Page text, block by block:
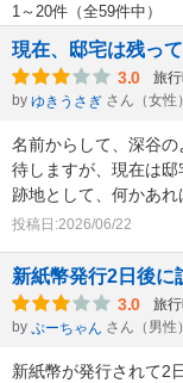
1～20件（全59件中）
現在、邸宅は残っ
3.0 旅
by ゆきうさぎ さん（女性）
名前からして、深谷
待しますが、現在は邸
跡地として、何かあ
投稿日:2026/06/22
新紙幣発行2日後に
3.0 旅
by ぷーちゃん さん（男性）
新紙幣が発行されて2